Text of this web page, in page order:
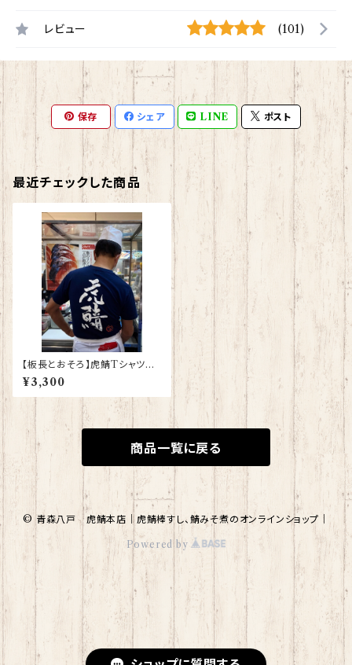
レビュー (101)
保存 シェア LINE ポスト
最近チェックした商品
【板長とおそろ】虎鯖Tシャツ
※注文時にサイズを指定くださ
い
¥3,300
商品一覧に戻る
© 青森八戸 虎鯖本店｜虎鯖棒すし、鯖みそ煮のオンラインショップ｜
Powered by